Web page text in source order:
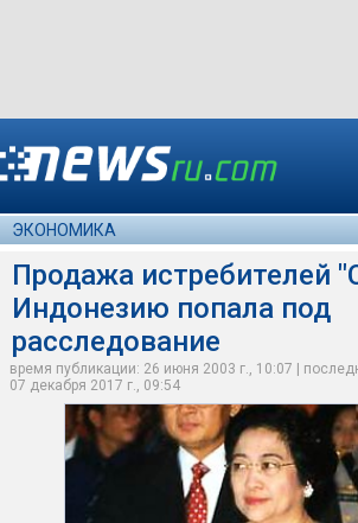
ЭКОНОМИКА
Продажа истребителей
Индонезию попала под
расследование
время публикации: 26 июня 2003 г., 10:07 |
07 декабря 2017 г., 09:54